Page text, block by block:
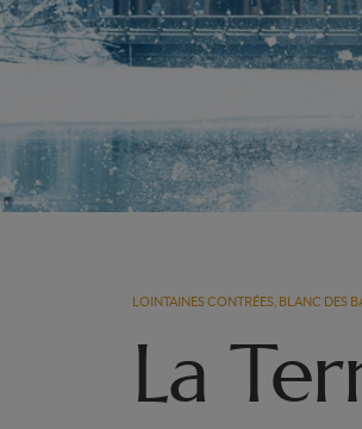
LOINTAINES CONTRÉES, BLANC DES
La